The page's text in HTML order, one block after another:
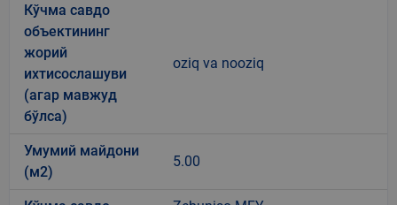
Кўчма савдо
объектининг
жорий
ихтисослашуви
(агар мавжуд
бўлса)
oziq va nooziq
Умумий майдони
(м2)
5.00